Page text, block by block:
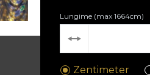
Lungime (max 1664cm)
Zentimeter